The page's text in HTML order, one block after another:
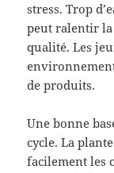
stress. Trop
peut ralentir la
qualité. Les
de produits.
Une bonne
cycle. La
facilement les